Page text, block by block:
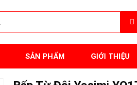
SẢN PHẨM GIỚI THIỆU